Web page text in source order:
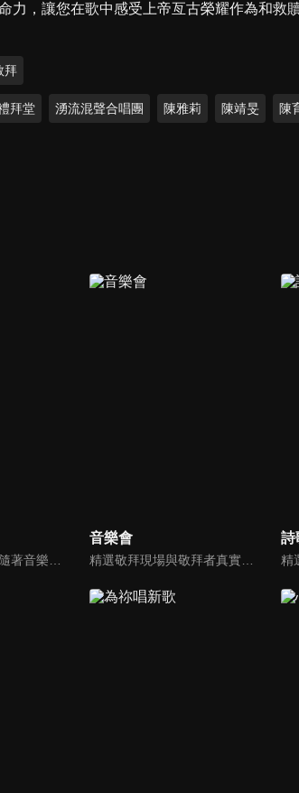
力，讓您在歌中感受上帝亙古榮耀作為和救贖
拜
拜堂 湧流混聲合唱團 陳雅莉 陳靖旻 陳
音樂會
精選敬拜現場與敬拜者真實的分享，讓我們一起向神獻上最美的祭。
詩